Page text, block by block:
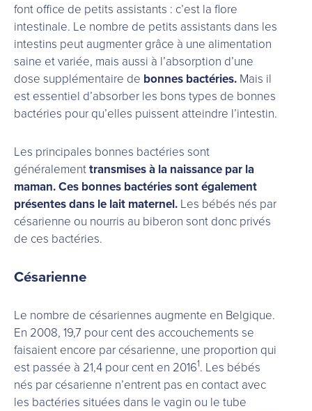
font office de petits assistants : c’est la flore
intestinale. Le nombre de petits assistants dans les
intestins peut augmenter grâce à une alimentation
saine et variée, mais aussi à l’absorption d’une
dose supplémentaire de bonnes bactéries. Mais il
est essentiel d’absorber les bons types de bonnes
bactéries pour qu’elles puissent atteindre l’intestin.
Les principales bonnes bactéries sont
généralementtransmises à la naissance par la
maman. Ces bonnes bactéries sont également
présentes dans le lait maternel. Les bébés nés par
césarienne ou nourris au biberon sont donc privés
de ces bactéries.
Césarienne
Le nombre de césariennes augmente en Belgique.
En 2008, 19,7 pour cent des accouchements se
faisaient encore par césarienne, une proportion qui
est passée à 21,4 pour cent en 20161. Les bébés
nés par césarienne n’entrent pas en contact avec
les bactéries situées dans le vagin ou le tube